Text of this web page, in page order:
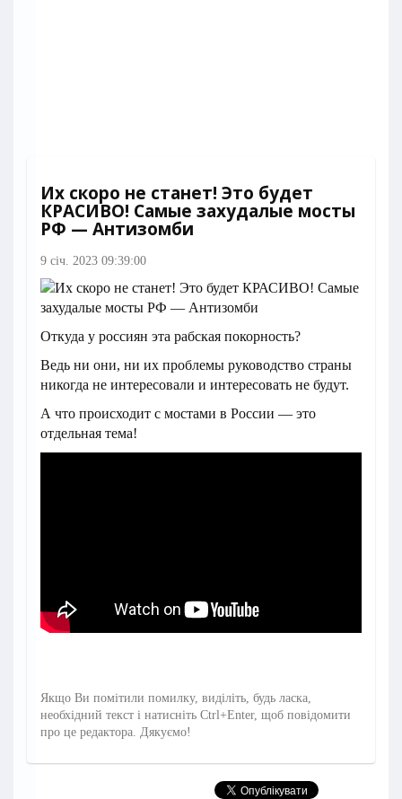
Их скоро не станет! Это будет
КРАСИВО! Самые захудалые мосты
РФ — Антизомби
9 січ. 2023 09:39:00
Откуда у россиян эта рабская покорность?
Ведь ни они, ни их проблемы руководство страны
никогда не интересовали и интересовать не будут.
А что происходит с мостами в России — это
отдельная тема!
Якщо Ви помітили помилку, виділіть, будь ласка,
необхідний текст і натисніть Ctrl+Enter, щоб повідомити
про це редактора. Дякуємо!